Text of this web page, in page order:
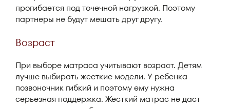
прогибается под точечной нагрузкой. Поэтому
партнеры не будут мешать друг другу.
Возраст
При выборе матраса учитывают возраст. Детям
лучше выбирать жесткие модели. У ребенка
позвоночник гибкий и поэтому ему нужна
серьезная поддержка. Жесткий матрас не даст